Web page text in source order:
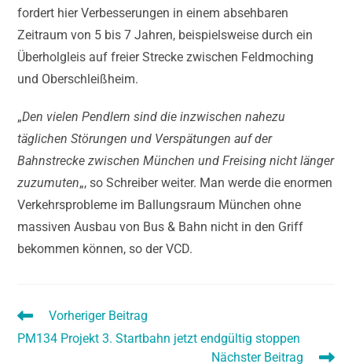
fordert hier Verbesserungen in einem absehbaren
Zeitraum von 5 bis 7 Jahren, beispielsweise durch ein
Überholgleis auf freier Strecke zwischen Feldmoching
und Oberschleißheim.
„Den vielen Pendlern sind die inzwischen nahezu
täglichen Störungen und Verspätungen auf der
Bahnstrecke zwischen München und Freising nicht länger
zuzumuten„, so Schreiber weiter. Man werde die enormen
Verkehrsprobleme im Ballungsraum München ohne
massiven Ausbau von Bus & Bahn nicht in den Griff
bekommen können, so der VCD.
Vorheriger Beitrag
PM134 Projekt 3. Startbahn jetzt endgültig stoppen
Nächster Beitrag